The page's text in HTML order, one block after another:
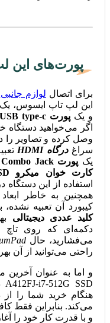
پورت‌های این
برای اتصال لوازم جانبی
این لپ تاپ ایسوس، یک
و یکپورت USB type-c
اگر می‌خواهید دستگاه
وصل کرده و تصاویر را در
سراغدرگاه HDMI
یک پورت Audio Combo Jack
کارت خوان میکرو SD
استفاده از این
همچنین به خاطر
کیبورد آن تعبیه
کلید عددی دیجیتالی
دکمه‌ای که روی تاچ
می‌فشارید، حال
راحتی می‌توانید از آن
و اما به عنوان آخرین
A412FJ-i7-512G SSD دارای
هنگام خرید شما را
می‌کند. بنابراین فقط
و با قدرت کار خود را